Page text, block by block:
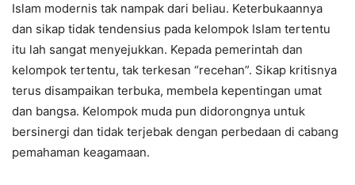
Islam modernis tak nampak dari beliau. Keterbukaannya
dan sikap tidak tendensius pada kelompok Islam tertentu
itu lah sangat menyejukkan. Kepada pemerintah dan
kelompok tertentu, tak terkesan “recehan”. Sikap kritisnya
terus disampaikan terbuka, membela kepentingan umat
dan bangsa. Kelompok muda pun didorongnya untuk
bersinergi dan tidak terjebak dengan perbedaan di cabang
pemahaman keagamaan.